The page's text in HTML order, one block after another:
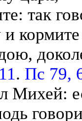
так
. Пс 79,
Михей: